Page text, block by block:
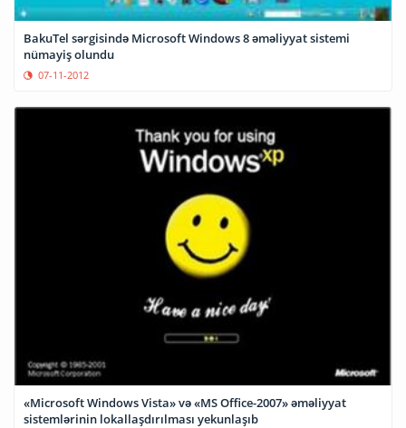
BakuTel sərgisində Microsoft Windows 8 əməliyyat sistemi
nümayiş olundu
07-11-2012
«Microsoft Windows Vista» və «MS Office-2007» əməliyyat
sistemlərinin lokallaşdırılması yekunlaşıb